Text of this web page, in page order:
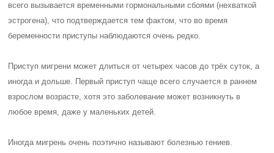
всего вызывается временными гормональными сбоями (нехваткой
эстрогена), что подтверждается тем фактом, что во время
беременности приступы наблюдаются очень редко.
Приступ мигрени может длиться от четырех часов до трёх суток, а
иногда и дольше. Первый приступ чаще всего случается в раннем
взрослом возрасте, хотя это заболевание может возникнуть в
любое время, даже у маленьких детей.
Иногда мигрень очень поэтично называют болезнью гениев.